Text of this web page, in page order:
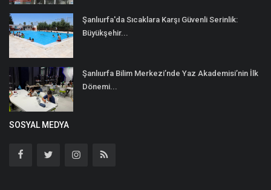
Şanlıurfa'da Sıcaklara Karşı Güvenli Serinlik:
Büyükşehir...
Şanlıurfa Bilim Merkezi’nde Yaz Akademisi’nin İlk
Dönemi...
SOSYAL MEDYA